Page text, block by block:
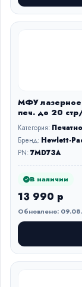
МФУ лазерное
печ. до 20
Категория:
Бренд: Hewlett-
PN:7MD73A
В наличии
13 990 р
Обновлено: